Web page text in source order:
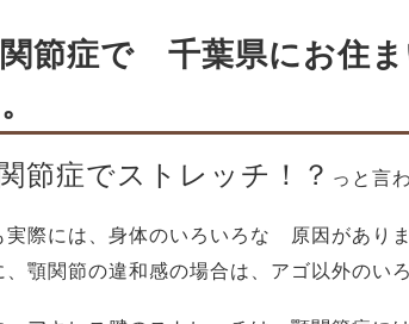
節症で 千葉県にお住
節症でストレッチ！？ っと言
実際には、身体のいろいろな 原因がありま
、顎関節の違和感の場合は、アゴ以外のい